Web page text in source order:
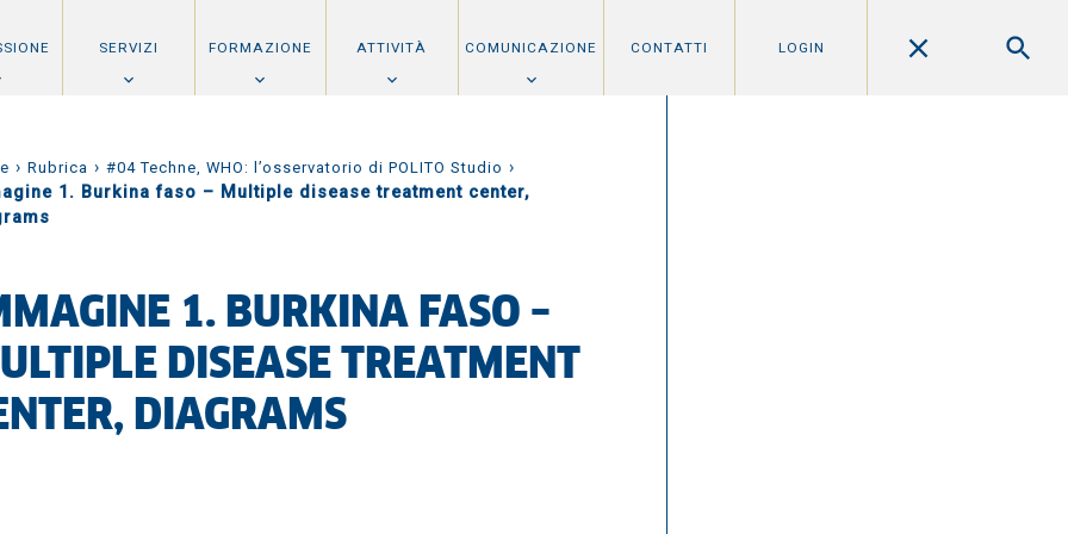
SERVIZI FORMAZIONE ATTIVITÀ COMUNICAZIONE CONTATTI LOGIN
› Rubrica › #04 Techne, WHO: l’osservatorio di POLITO Studio ›
1. Burkina faso – Multiple disease treatment center,
1. BURKINA FASO –
DISEASE TREATMENT
DIAGRAMS